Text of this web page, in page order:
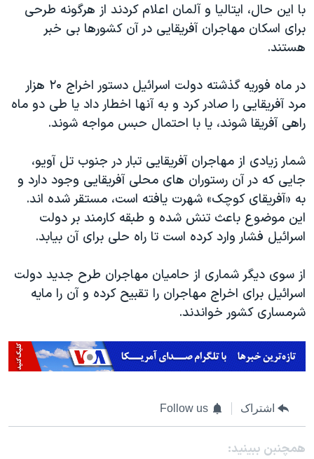
صفحه‌های ویژه
سفر پرزیدنت ترامپ به چین
با این حال، ایتالیا و آلمان اعلام کردند از هرگونه طرحی
برای اسکان مهاجران آفریقایی در آن کشورها بی خبر
هستند.
در ماه فوریه گذشته دولت اسرائیل دستور اخراج ۲۰ هزار
مرد آفریقایی را صادر کرد و به آنها اخطار داد یا طی دو ماه
راهی آفریقا شوند، یا با احتمال حبس مواجه شوند.
شمار زیادی از مهاجران آفریقایی تبار در جنوب تل آویو،
جایی که در آن رستوران های محلی آفریقایی وجود دارد و
به «آفریقای کوچک» شهرت یافته است، مستقر شده اند.
این موضوع باعث تنش شده و طبقه کارمند بر دولت
اسرائیل فشار وارد کرده است تا راه حلی برای آن بیابد.
از سوی دیگر شماری از حامیان مهاجران طرح جدید دولت
اسرائیل برای اخراج مهاجران را تقبیح کرده و آن را مایه
شرمساری کشور خواندند.
اشتراک Follow us
همچنبن ببینید: